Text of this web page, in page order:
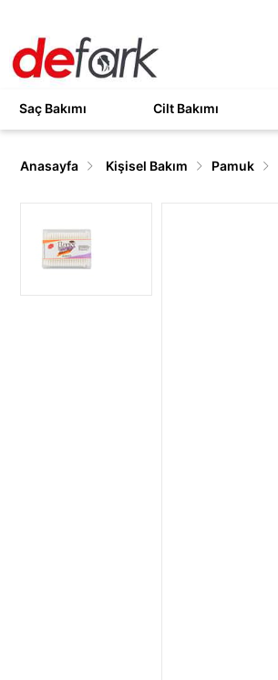
Saç Bakımı Cilt Bakımı
Anasayfa Kişisel Bakım Pamuk